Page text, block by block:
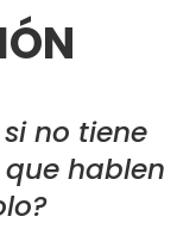
no tiene
hablen